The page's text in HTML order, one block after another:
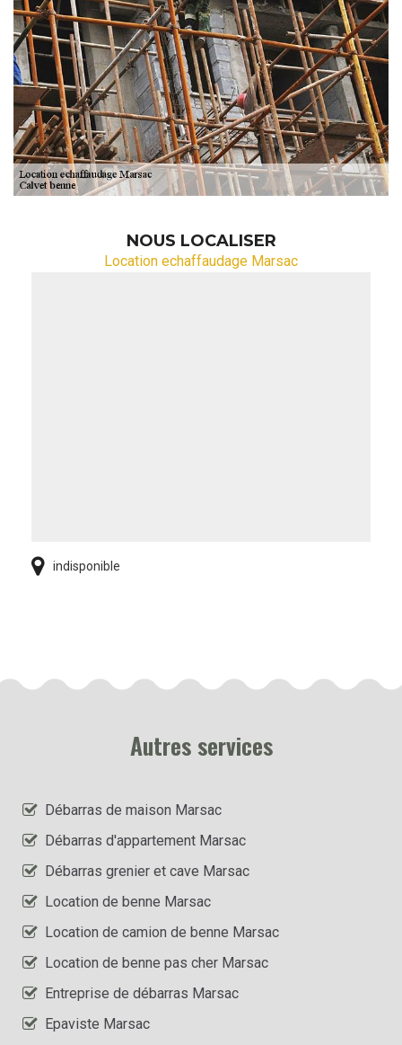
NOUS LOCALISER
Location echaffaudage Marsac
indisponible
Autres services
Débarras de maison Marsac
Débarras d'appartement Marsac
Débarras grenier et cave Marsac
Location de benne Marsac
Location de camion de benne Marsac
Location de benne pas cher Marsac
Entreprise de débarras Marsac
Epaviste Marsac